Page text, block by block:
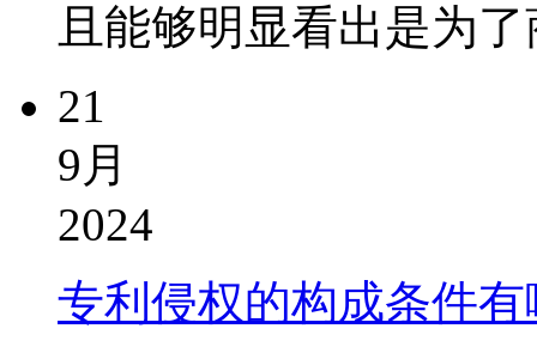
且能够明显看出是为
21
9月
2024
专利侵权的构成条件